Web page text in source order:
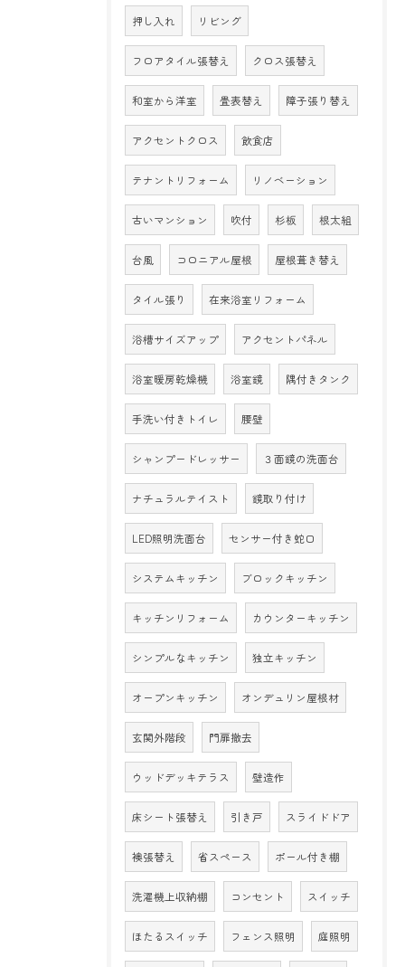
押し入れ リビング
フロアタイル張替え クロス張替え
和室から洋室 畳表替え 障子張り替え
アクセントクロス 飲食店
テナントリフォーム リノベーション
古いマンション 吹付 杉板 根太組
台風 コロニアル屋根 屋根葺き替え
タイル張り 在来浴室リフォーム
浴槽サイズアップ アクセントパネル
浴室暖房乾燥機 浴室鏡 隅付きタンク
手洗い付きトイレ 腰壁
シャンプードレッサー ３面鏡の洗面台
ナチュラルテイスト 鏡取り付け
LED照明洗面台 センサー付き蛇口
システムキッチン ブロックキッチン
キッチンリフォーム カウンターキッチン
シンプルなキッチン 独立キッチン
オープンキッチン オンデュリン屋根材
玄関外階段 門扉撤去
ウッドデッキテラス 壁造作
床シート張替え 引き戸 スライドドア
襖張替え 省スペース ポール付き棚
洗濯機上収納棚 コンセント スイッチ
ほたるスイッチ フェンス照明 庭照明